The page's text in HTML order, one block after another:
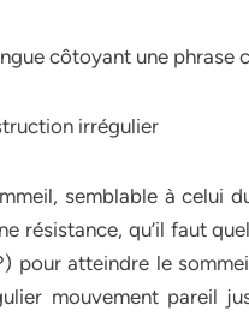
côtoyant une phrase
irrégulier
semblable à celui
résistance, qu’il faut
pour atteindre le
mouvement pareil